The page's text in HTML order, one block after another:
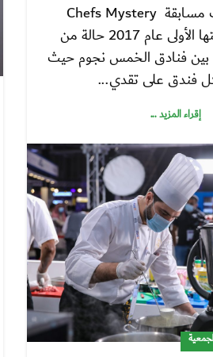
خاص أحدثت مسابقة Chefs Mystery
Boxمنذ انطلاقتها الأولى عام 2017 حالة من
بين فنادق الخمس نجوم حيث
فندق على تقدي...
إقراء المزيد ...